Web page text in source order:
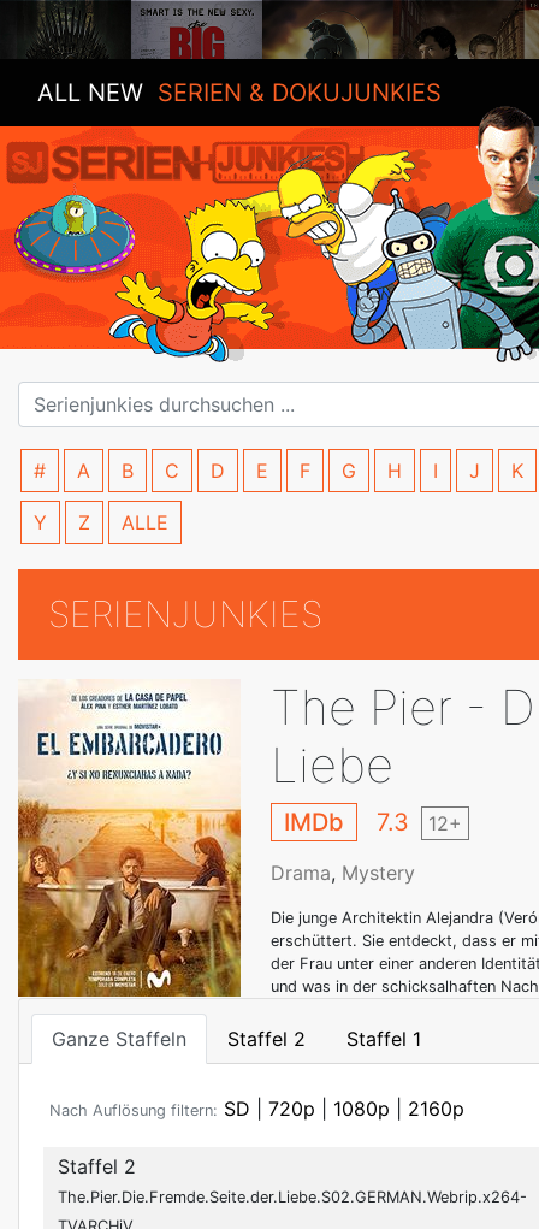
ALL NEW SERIEN & DOKUJUNKIES
# A B C D E F G H I J K
Y Z ALLE
SERIENJUNKIES
The Pier -
Liebe
IMDb 7.3 12+
Drama, Mystery
Die junge Architektin Alejandra
erschüttert. Sie entdeckt, dass er
der Frau unter einer anderen
und was in der schicksalhaften
Ganze Staffeln Staffel 2 Staffel 1
Nach Auflösung filtern: SD 720p 1080p 2160p
Staffel 2
The.Pier.Die.Fremde.Seite.der.Liebe.S02.GERMAN.Webrip.x264-